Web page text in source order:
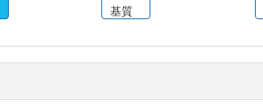
基質